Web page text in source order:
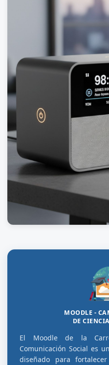
MOODLE -
DE
El Moodle de la
Comunicación Social es
diseñado para